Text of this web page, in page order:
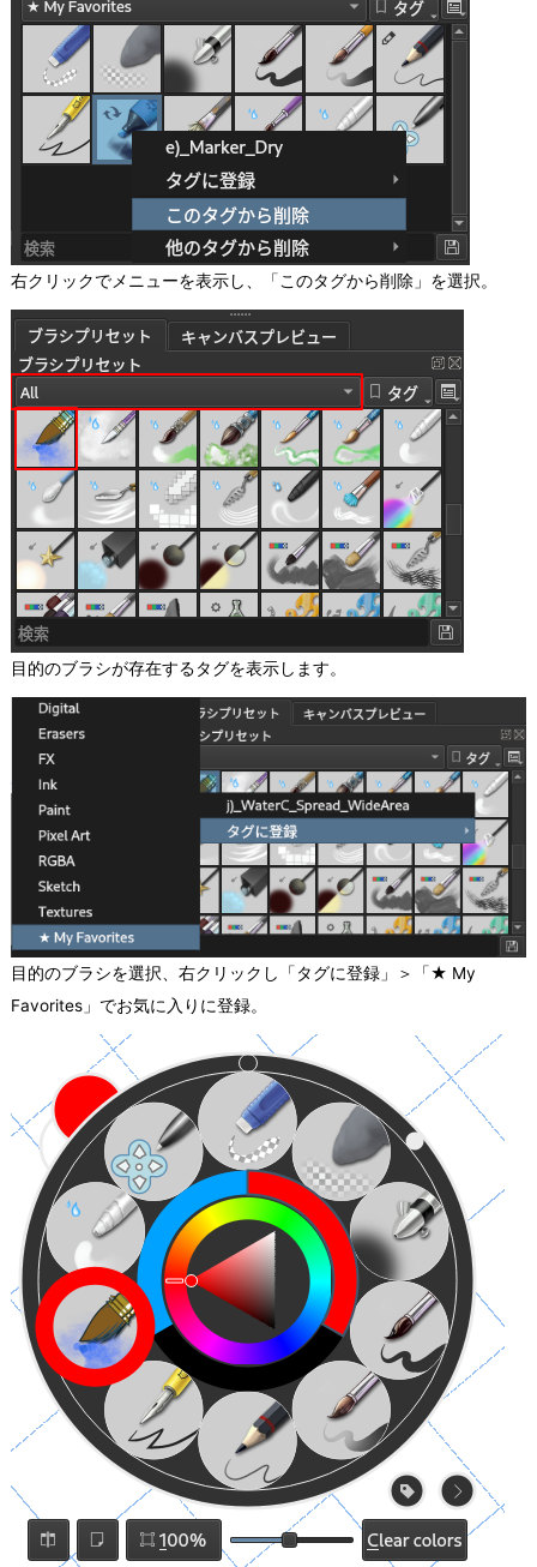
右クリックでメニューを表示し、「このタグから削除」を選択。
目的のブラシが存在するタグを表示します。
目的のブラシを選択、右クリックし「タグに登録」＞「★ My
Favorites」でお気に入りに登録。